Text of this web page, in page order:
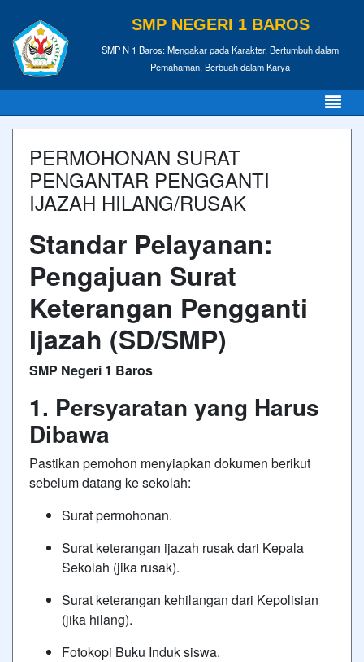
SMP NEGERI 1 BAROS
SMP N 1 Baros: Mengakar pada Karakter, Bertumbuh dalam
Pemahaman, Berbuah dalam Karya
PERMOHONAN SURAT
PENGANTAR PENGGANTI
IJAZAH HILANG/RUSAK
Standar Pelayanan:
Pengajuan Surat
Keterangan Pengganti
Ijazah (SD/SMP)
SMP Negeri 1 Baros
1. Persyaratan yang Harus
Dibawa
Pastikan pemohon menyiapkan dokumen berikut
sebelum datang ke sekolah:
Surat permohonan.
Surat keterangan ijazah rusak dari Kepala
Sekolah (jika rusak).
Surat keterangan kehilangan dari Kepolisian
(jika hilang).
Fotokopi Buku Induk siswa.